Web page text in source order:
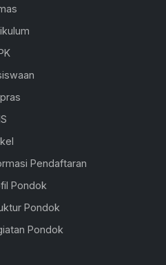
Pendaftaran
Pondok
Pondok
Pondok